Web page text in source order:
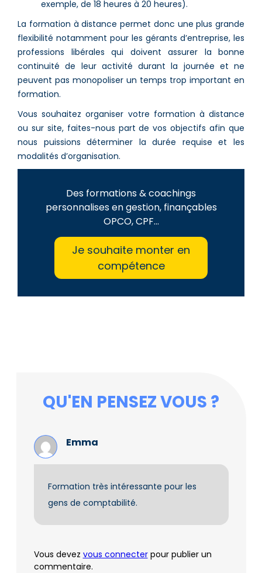
exemple, de 18 heures à 20 heures).
La formation à distance permet donc une plus grande
flexibilité notamment pour les gérants d’entreprise, les
professions libérales qui doivent assurer la bonne
continuité de leur activité durant la journée et ne
peuvent pas monopoliser un temps trop important en
formation.
Vous souhaitez organiser votre formation à distance
ou sur site, faites-nous part de vos objectifs afin que
nous puissions déterminer la durée requise et les
modalités d’organisation.
Des formations & coachings
personnalises en gestion, finançables
OPCO, CPF...
Je souhaite monter en
compétence
QU'EN PENSEZ VOUS ?
Emma
Formation très intéressante pour les
gens de comptabilité.
Vous devez vous connecterpour publier un
commentaire.